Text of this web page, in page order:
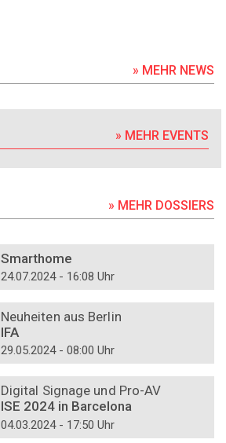
» MEHR NEWS
» MEHR EVENTS
» MEHR DOSSIERS
Smarthome
24.07.2024 - 16:08 Uhr
Neuheiten aus Berlin
IFA
29.05.2024 - 08:00 Uhr
Digital Signage und Pro-AV
ISE 2024 in Barcelona
04.03.2024 - 17:50 Uhr